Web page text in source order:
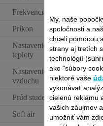
Frekvencia
Príkon
Nastavenie rýchlosti /
teploty
Nastavenie prúdenia
vzduchu
Prúd studeného vzduchu
Soft air
My, naše
spoločnosti a
chceli pomocou
strany aj tretích
technológií
ako "súbory
niektoré vaše
vykonávať
cielenú reklamu
vašich záujmov
umožniť vám